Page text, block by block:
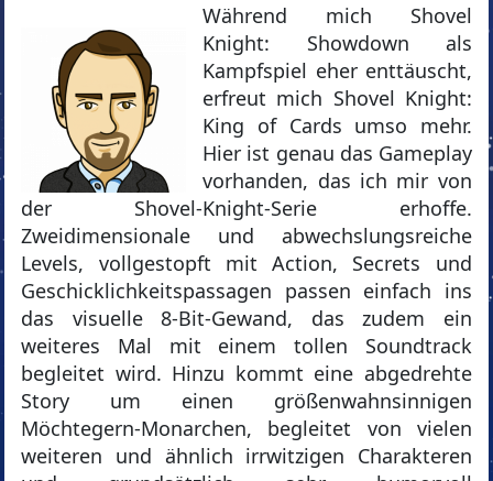
Während mich Shovel
Knight: Showdown als
Kampfspiel eher enttäuscht,
erfreut mich Shovel Knight:
King of Cards umso mehr.
Hier ist genau das Gameplay
vorhanden, das ich mir von
der Shovel-Knight-Serie erhoffe.
Zweidimensionale und abwechslungsreiche
Levels, vollgestopft mit Action, Secrets und
Geschicklichkeitspassagen passen einfach ins
das visuelle 8-Bit-Gewand, das zudem ein
weiteres Mal mit einem tollen Soundtrack
begleitet wird. Hinzu kommt eine abgedrehte
Story um einen größenwahnsinnigen
Möchtegern-Monarchen, begleitet von vielen
weiteren und ähnlich irrwitzigen Charakteren